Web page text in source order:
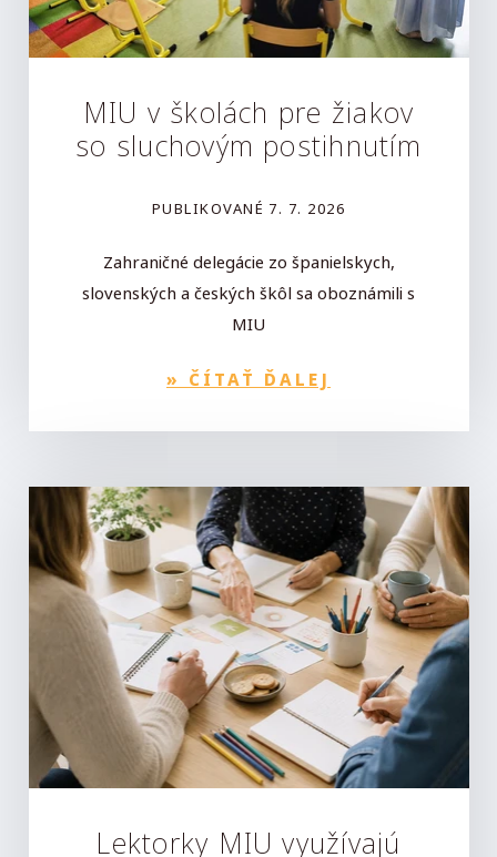
MIU v školách pre žiakov
so sluchovým postihnutím
PUBLIKOVANÉ 7. 7. 2026
Zahraničné delegácie zo španielskych,
slovenských a českých škôl sa oboznámili s
MIU
» ČÍTAŤ ĎALEJ
Lektorky MIU využívajú